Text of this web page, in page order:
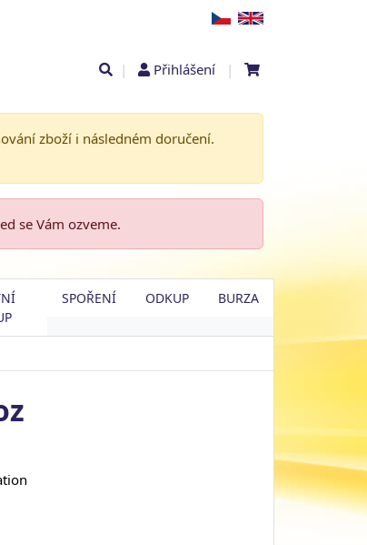
| Přihlášení |
zboží i následném doručení.
se Vám ozveme.
SPOŘENÍ ODKUP BURZA